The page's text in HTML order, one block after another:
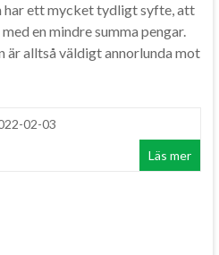
har ett mycket tydligt syfte, att
en mindre summa pengar.
är alltså väldigt annorlunda mot
02-03
Läs mer